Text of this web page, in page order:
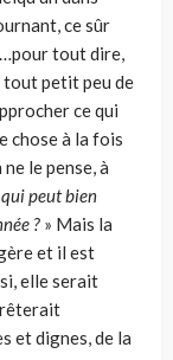
ce sûr
tout dire,
tout petit peu de
ce qui
chose à la fois
le pense, à
qui peut bien
? » Mais la
et il est
elle serait
et dignes, de la